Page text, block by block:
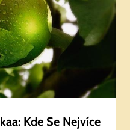
Kde Se Nejvíce